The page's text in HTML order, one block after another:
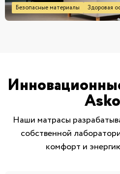
Безопасные материалы Здоровая
Наши матрасы
собственной
комфорт и